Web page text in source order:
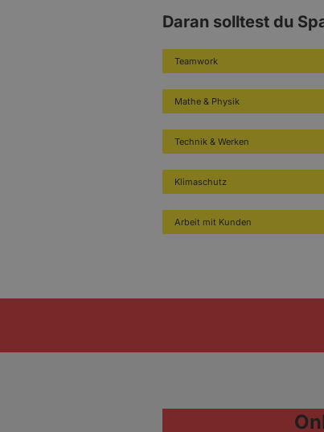
Daran solltest du
Teamwork
Mathe & Physik
Technik & Werken
Klimaschutz
Arbeit mit Kunden